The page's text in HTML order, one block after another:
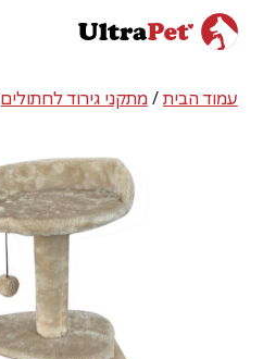
עמוד הבית/מתקני גירוד לחתולים